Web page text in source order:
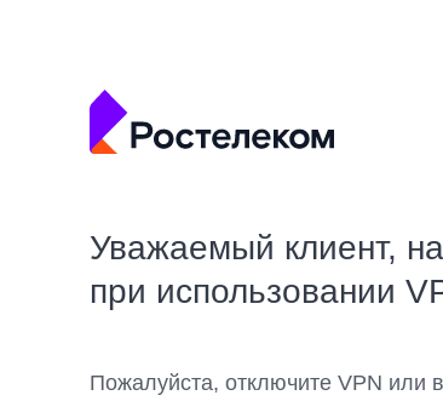
Уважаемый клиент,
при использовании
Пожалуйста, отключите VPN или